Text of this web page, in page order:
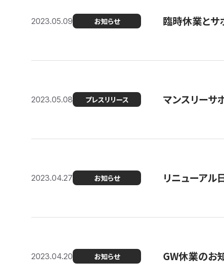
2023.05.09 お知らせ 臨時休業とサ
2023.05.08 プレスリリース マンスリーサ
2023.04.27 お知らせ リニューアル
2023.04.20 お知らせ GW休業のお